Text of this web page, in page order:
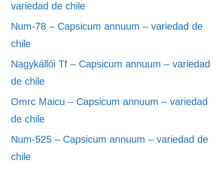
variedad de chile
Num-78 – Capsicum annuum – variedad de
chile
Nagykállói Tf – Capsicum annuum – variedad
de chile
Omrc Maicu – Capsicum annuum – variedad
de chile
Num-525 – Capsicum annuum – variedad de
chile